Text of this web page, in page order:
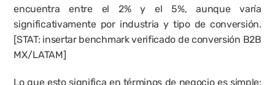
encuentra entre el 2% y el 5%, aunque varía
significativamente por industria y tipo de conversión.
[STAT: insertar benchmark verificado de conversión B2B
MX/LATAM]
Lo que esto significa en términos de negocio es simple: